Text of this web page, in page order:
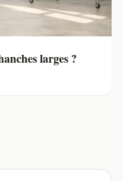
larges ?